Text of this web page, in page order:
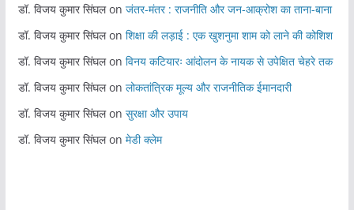
डॉ. विजय कुमार सिंघलon जंतर-मंतर : राजनीति और जन-आक्रोश का ताना-बाना
डॉ. विजय कुमार सिंघलon शिक्षा की लड़ाई : एक खुशनुमा शाम को लाने की कोशिश
डॉ. विजय कुमार सिंघलon विनय कटियारः आंदोलन के नायक से उपेक्षित चेहरे तक
डॉ. विजय कुमार सिंघलon लोकतांत्रिक मूल्य और राजनीतिक ईमानदारी
डॉ. विजय कुमार सिंघलon सुरक्षा और उपाय
डॉ. विजय कुमार सिंघलon मेडी क्लेम